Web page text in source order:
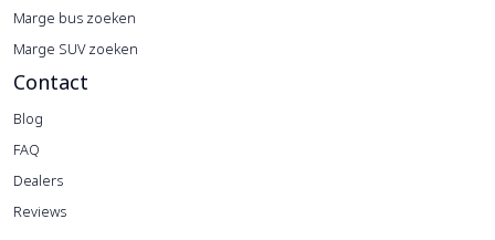
Marge bus zoeken
Marge SUV zoeken
Contact
Blog
FAQ
Dealers
Reviews